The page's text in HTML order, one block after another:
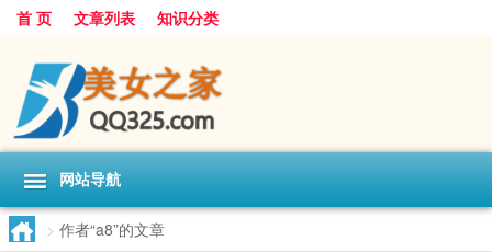
首 页 文章列表 知识分类
网站导航
> 作者“a8”的文章